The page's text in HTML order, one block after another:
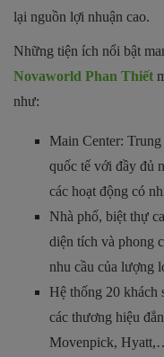
lại nguồn lợi nhuận cao.
Những tiện ích nổi bật
Novaworld Phan Thiết
như:
Main Center:
quốc tế với đầy đủ
các hoạt động có
Nhà phố, biệt thự
diện tích và phong
nhu cầu của lượng
Hệ thống 20 khách
các thương hiệu
Movenpick,